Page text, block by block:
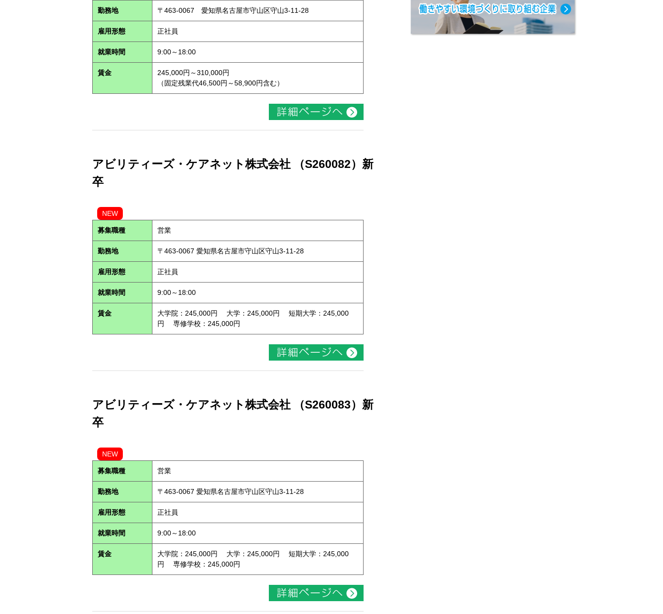
勤務地 〒463-0067 愛知県名古屋市守山区守山3-11-28
雇用形態 正社員
就業時間 9:00～18:00
賃金
245,000円～310,000円
（固定残業代46,500円～58,900円含む）
アビリティーズ・ケアネット株式会社 （S260082）新
卒
NEW
募集職種 営業
勤務地 〒463-0067 愛知県名古屋市守山区守山3-11-28
雇用形態 正社員
就業時間 9:00～18:00
賃金
大学院：245,000円 大学：245,000円 短期大学：245,000
円 専修学校：245,000円
アビリティーズ・ケアネット株式会社 （S260083）新
卒
NEW
募集職種 営業
勤務地 〒463-0067 愛知県名古屋市守山区守山3-11-28
雇用形態 正社員
就業時間 9:00～18:00
賃金
大学院：245,000円 大学：245,000円 短期大学：245,000
円 専修学校：245,000円